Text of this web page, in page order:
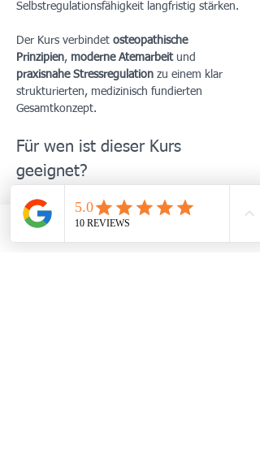
Selbstregulationsfähigkeit langfristig stärken.
Der Kurs verbindet osteopathische
Prinzipien, moderne Atemarbeit und
praxisnahe Stressregulation zu einem klar
strukturierten, medizinisch fundierten
Gesamtkonzept.
Für wen ist dieser Kurs
geeignet?
Erschöpfung oder innerer Unruhe
Patient:innen mit stressassoziierten
Beschwerden (z. B. Schlafprobleme,